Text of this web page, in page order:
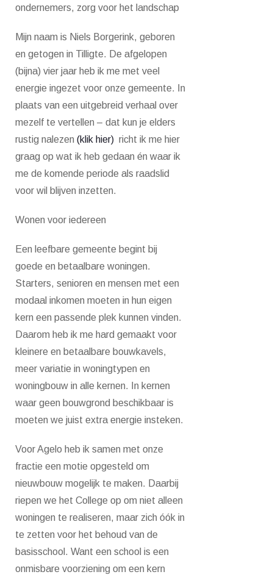
ondernemers, zorg voor het landschap
Mijn naam is Niels Borgerink, geboren
en getogen in Tilligte. De afgelopen
(bijna) vier jaar heb ik me met veel
energie ingezet voor onze gemeente. In
plaats van een uitgebreid verhaal over
mezelf te vertellen – dat kun je elders
rustig nalezen (klik hier) richt ik me hier
graag op wat ik heb gedaan én waar ik
me de komende periode als raadslid
voor wil blijven inzetten.
Wonen voor iedereen
Een leefbare gemeente begint bij
goede en betaalbare woningen.
Starters, senioren en mensen met een
modaal inkomen moeten in hun eigen
kern een passende plek kunnen vinden.
Daarom heb ik me hard gemaakt voor
kleinere en betaalbare bouwkavels,
meer variatie in woningtypen en
woningbouw in alle kernen. In kernen
waar geen bouwgrond beschikbaar is
moeten we juist extra energie insteken.
Voor Agelo heb ik samen met onze
fractie een motie opgesteld om
nieuwbouw mogelijk te maken. Daarbij
riepen we het College op om niet alleen
woningen te realiseren, maar zich óók in
te zetten voor het behoud van de
basisschool. Want een school is een
onmisbare voorziening om een kern